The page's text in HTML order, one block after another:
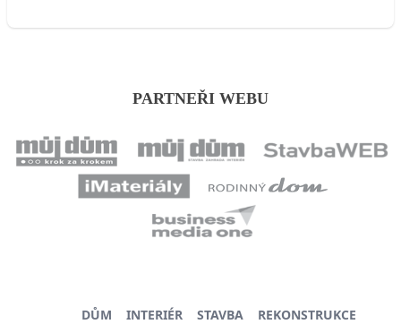
PARTNEŘI WEBU
DŮM INTERIÉR STAVBA
REKONSTRUKCE